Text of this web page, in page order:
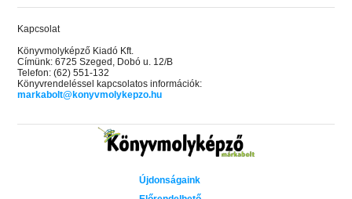
Kapcsolat
Könyvmolyképző Kiadó Kft.
Címünk: 6725 Szeged, Dobó u. 12/B
Telefon: (62) 551-132
Könyvrendeléssel kapcsolatos információk:
markabolt@konyvmolykepzo.hu
Újdonságaink